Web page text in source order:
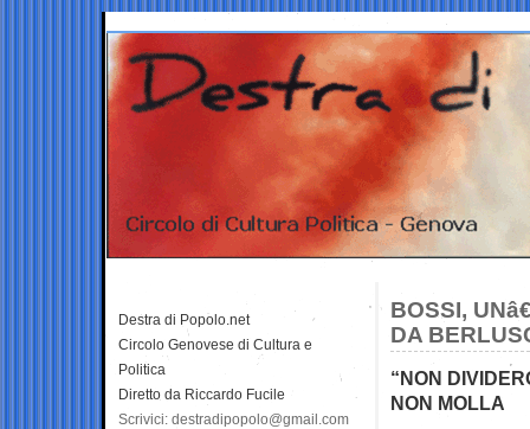
BOSSI,
DA
“NON
NON MOLLA
Destra di Popolo.net
Circolo Genovese di Cultura e
Politica
Diretto da Riccardo Fucile
Scrivici: destradipopolo@gmail.com